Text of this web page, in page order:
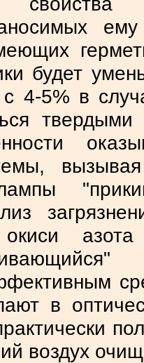
будет
4-5% в
окиси
в
воздух